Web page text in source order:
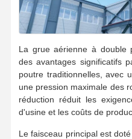
La grue aérienne à double
des avantages significatifs
poutre traditionnelles, avec
une pression maximale des
réduction réduit les
d'usine et les coûts de
Le faisceau principal est